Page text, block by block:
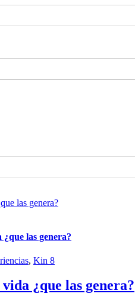
las genera?
las genera?
, Kin 8
¿que las genera?